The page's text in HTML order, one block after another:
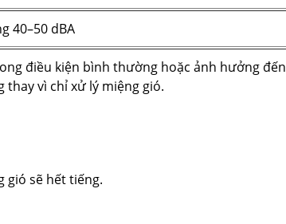
40–50 dBA
điều kiện bình thường hoặc ảnh hưởng đến
thay vì chỉ xử lý miệng gió.
gió sẽ hết tiếng.